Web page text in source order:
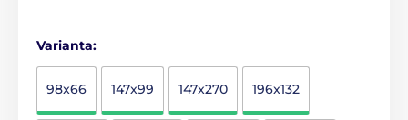
Varianta:
98x66 147x99 147x270 196x132